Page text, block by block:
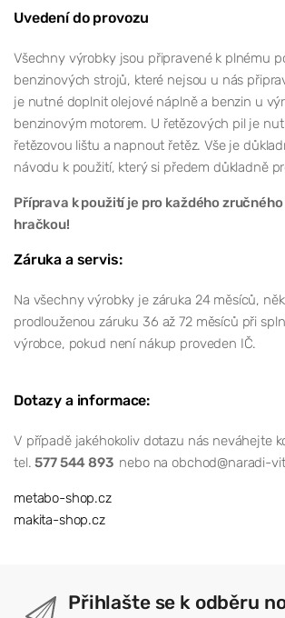
Uvedení do provozu
Všechny výrobky jsou připravené k plnému
benzinových strojů, které nejsou u nás
je nutné doplnit olejové náplně a benzin u
benzinovým motorem. U řetězových pil je
řetězovou lištu a napnout řetěz. Vše je
návodu k použití, který si předem důkladně
Příprava k použití je pro každého
hračkou!
Záruka a servis:
Na všechny výrobky je záruka 24 měsíců,
prodlouženou záruku 36 až 72 měsíců při
výrobce, pokud není nákup proveden IČ.
Dotazy a informace:
V případě jakéhokoliv dotazu nás neváhejte
tel.577 544 893 nebo na obchod@naradi-
metabo-shop.cz
makita-shop.cz
Přihlašte se k odběru